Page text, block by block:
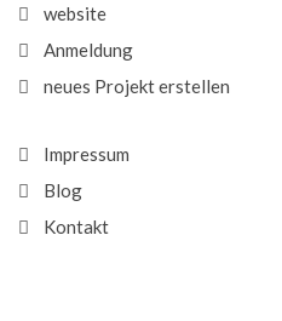
website
Anmeldung
neues Projekt erstellen
Impressum
Blog
Kontakt